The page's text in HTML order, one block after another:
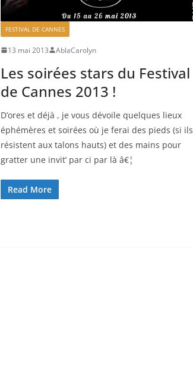
FESTIVAL DE CANNES
13 mai 2013 AblaCarolyn
Les soirées stars du Festival
de Cannes 2013 !
D’ores et déjà , je vous dévoile quelques lieux
éphémères et soirées où je ferai des pieds (si ils
résistent aux talons hauts) et des mains pour
gratter une invit’ par ci par là â€¦
Read More